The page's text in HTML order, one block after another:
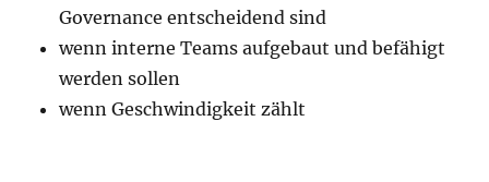
Governance entscheidend sind
wenn interne Teams aufgebaut und befähigt
werden sollen
wenn Geschwindigkeit zählt